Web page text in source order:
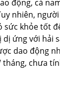
động, cả
nhiên,
sức khỏe tốt
ứng với hải
dao động
chưa